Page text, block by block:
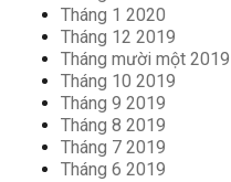
Tháng 1 2020
Tháng 12 2019
Tháng mười một 2019
Tháng 10 2019
Tháng 9 2019
Tháng 8 2019
Tháng 7 2019
Tháng 6 2019